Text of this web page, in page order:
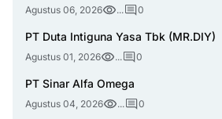
Agustus 06, 2026 ... 0
PT Duta Intiguna Yasa Tbk (MR.DIY)
Agustus 01, 2026 ... 0
PT Sinar Alfa Omega
Agustus 04, 2026 ... 0